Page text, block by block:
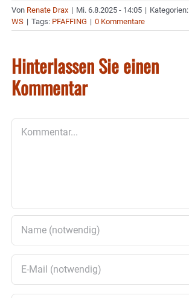
Von Renate Drax | Mi. 6.8.2025 - 14:05 | Kategorien:
WS | Tags: PFAFFING | 0 Kommentare
Hinterlassen Sie einen
Kommentar